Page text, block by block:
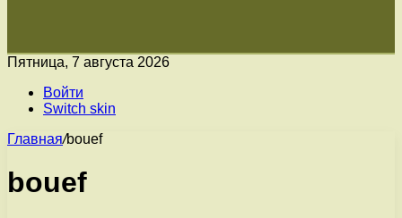
Пятница, 7 августа 2026
Войти
Switch skin
Главная/bouef
bouef